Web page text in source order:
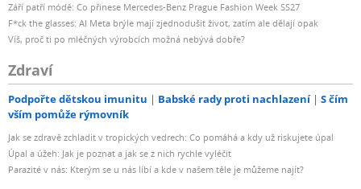
Září patří módě: Co přinese Mercedes-Benz Prague Fashion Week SS27
F*ck the glasses: AI Meta brýle mají zjednodušit život, zatím ale dělají opak
Víš, proč ti po mléčných výrobcích možná nebývá dobře?
Zdraví
Podpořte dětskou imunitu Babské rady proti nachlazení
S čím
vším pomůže rýmovník
Jak se zdravě zchladit v tropických vedrech: Co pomáhá a kdy už riskujete úpal
Úpal a úžeh: Jak je poznat a jak se z nich rychle vyléčit
Parazité v nás: Kterým se u nás líbí a kde v našem těle je můžeme najít?